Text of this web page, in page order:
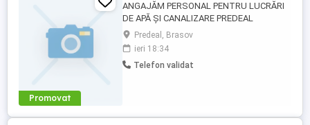
Promovat
ANGAJĂM PERSONAL PENTRU LUCRĂRI
DE APĂ ȘI CANALIZARE PREDEAL
Societate de construcții angajează, pentru
șantierul din Predeal: Muncitori calificați și
necalificați Instalatori rețele apă-canal
Sudori PEHD (avantaj) Maiștri Șefi de
Predeal, Brasov
ieri 18:34
Telefon validat